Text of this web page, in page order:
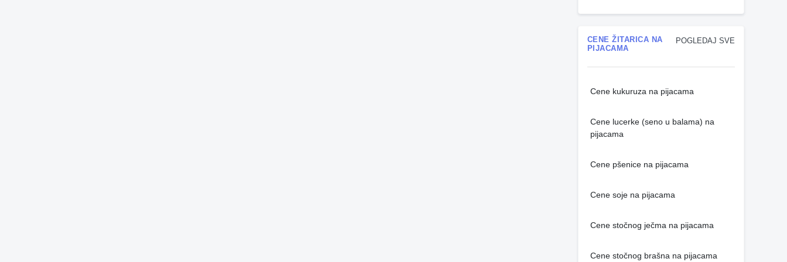
POGLEDAJ SVE
CENE ŽITARICA NA
PIJACAMA
Cene kukuruza na pijacama
Cene lucerke (seno u balama) na
pijacama
Cene pšenice na pijacama
Cene soje na pijacama
Cene stočnog ječma na pijacama
Cene stočnog brašna na pijacama